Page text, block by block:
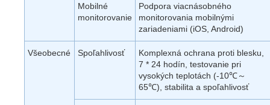
Mobilné
monitorovanie
Podpora viacnásobného
monitorovania mobilnými
zariadeniami (iOS, Android)
Všeobecné Spoľahlivosť
Komplexná ochrana proti blesku,
7 * 24 hodín, testovanie pri
vysokých teplotách (-10℃～
65℃), stabilita a spoľahlivosť